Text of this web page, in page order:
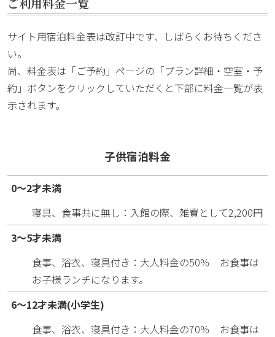
サイト用宿泊料金表は改訂中です、しばらくお待ちくださ
い。
尚、料金表は「ご予約」ページの「プラン詳細・空室・予
約」ボタンをクリックしていただくと下部に料金一覧が表
示されます。
子供宿泊料金
0～2才未満
寝具、食事共に無し：入館の際、雑費として2,200円
3～5才未満
食事、浴衣、寝具付き：大人料金の50％ お食事は
お子様ランチになります。
6～12才未満(小学生)
食事、浴衣、寝具付き：大人料金の70％ お食事は